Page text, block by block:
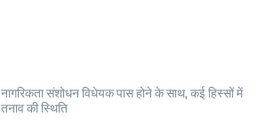
नागरिकता संशोधन विधेयक पास होने के साथ, कई हिस्सों में
तनाव की स्थिति